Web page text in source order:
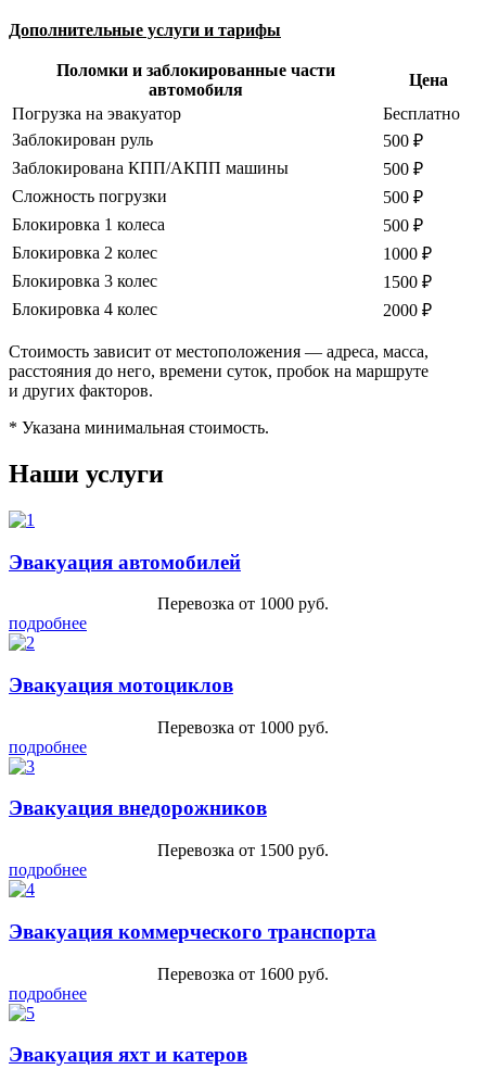
Дополнительные услуги и тарифы
Поломки и заблокированные части
автомобиля
Цена
Погрузка на эвакуатор
Бесплатно
Заблокирован руль
500 ₽
Заблокирована КПП/АКПП машины
500 ₽
Сложность погрузки
500 ₽
Блокировка 1 колеса
500 ₽
Блокировка 2 колес
1000 ₽
Блокировка 3 колес
1500 ₽
Блокировка 4 колес
2000 ₽
Стоимость зависит от местоположения — адреса, масса,
расстояния до него, времени суток, пробок на маршруте
и других факторов.
* Указана минимальная стоимость.
Наши услуги
Эвакуация автомобилей
Перевозка от 1000 руб.
подробнее
Эвакуация мотоциклов
Перевозка от 1000 руб.
подробнее
Эвакуация внедорожников
Перевозка от 1500 руб.
подробнее
Эвакуация коммерческого транспорта
Перевозка от 1600 руб.
подробнее
Эвакуация яхт и катеров